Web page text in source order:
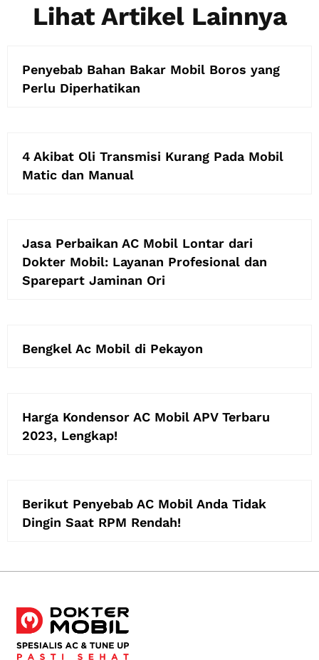
Lihat Artikel Lainnya
Penyebab Bahan Bakar Mobil Boros yang
Perlu Diperhatikan
4 Akibat Oli Transmisi Kurang Pada Mobil
Matic dan Manual
Jasa Perbaikan AC Mobil Lontar dari
Dokter Mobil: Layanan Profesional dan
Sparepart Jaminan Ori
Bengkel Ac Mobil di Pekayon
Harga Kondensor AC Mobil APV Terbaru
2023, Lengkap!
Berikut Penyebab AC Mobil Anda Tidak
Dingin Saat RPM Rendah!